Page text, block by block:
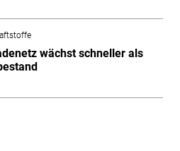
wächst schneller als